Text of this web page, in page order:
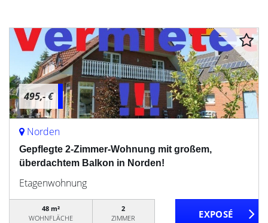
495,- €
Norden
Gepflegte 2-Zimmer-Wohnung mit großem,
überdachtem Balkon in Norden!
Etagenwohnung
48 m²
WOHNFLÄCHE
2
ZIMMER